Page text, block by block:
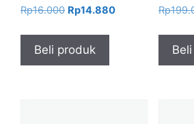
Rp16.000 Harga
adalah:
Rp16.000.
Rp14.880Harga
Rp14.880.
Beli produk
Rp